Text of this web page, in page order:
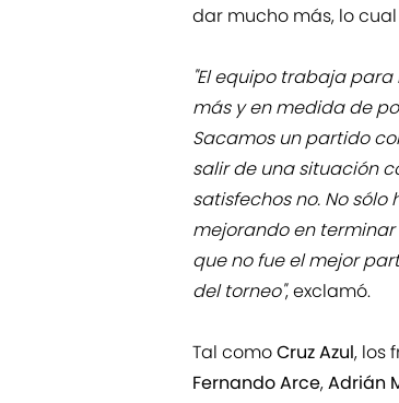
dar mucho más, lo
"El equipo trabaja
más y en medida de
Sacamos un partido
salir de una situación
satisfechos no. No
mejorando en
que no fue el mejor
del torneo", exclamó.
Tal comoCruz Azul, los
Fernando Arce,Adrián